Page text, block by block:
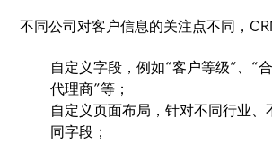
不同公司对客户信息的关注点不同，
自定义字段，例如“客户等级”、“
代理商”等；
自定义页面布局，针对不同行业、
同字段；